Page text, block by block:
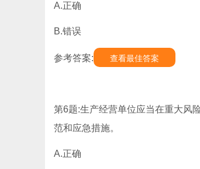
A.正确
B.错误
参考答案: 查看最佳答案
第6题:生产经营单位应当在重大风
范和应急措施。
A.正确